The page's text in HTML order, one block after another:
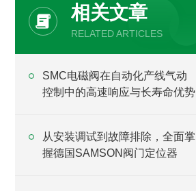
相关文章
RELATED ARTICLES
SMC电磁阀在自动化产线气动
控制中的高速响应与长寿命优势
从安装调试到故障排除，全面掌
握德国SAMSON阀门定位器